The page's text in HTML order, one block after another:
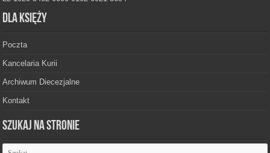
Dla księży
Poczta
Kancelaria Kurii
Archiwum Diecezjalne
Kontakt
Szukaj na stronie